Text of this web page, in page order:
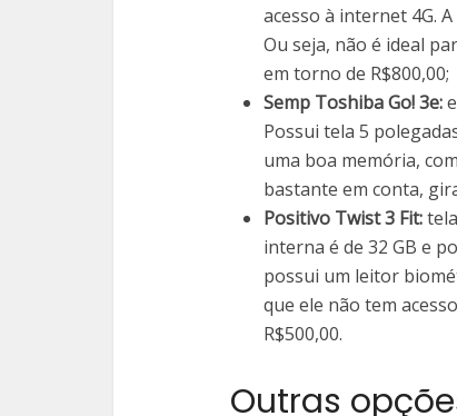
acesso à internet 4G.
Ou seja, não é ideal
em torno de R$800,00;
Semp Toshiba Go! 3e:
Possui tela 5
uma boa memória,
bastante em conta,
Positivo Twist 3 Fit:
interna é de 32 GB e
possui um leitor
que ele não tem
R$500,00.
Outras